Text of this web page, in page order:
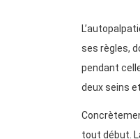
ses règles,
pendant
deux seins
tout début.